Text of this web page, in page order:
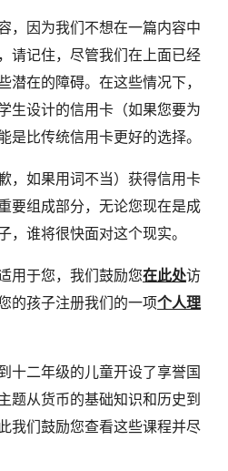
，因为我们不想在一篇内容中
请记住，尽管我们在上面已经
潜在的障碍。在这些情况下，
生设计的信用卡（如果您要为
是比传统信用卡更好的选择。
，如果用词不当）获得信用卡
要组成部分，无论您现在是成
，谁将很快面对这个现实。
用于您，我们鼓励您在此处访
的孩子注册我们的一项个人理
十二年级的儿童开设了享誉国
题从货币的基础知识和历史到
我们鼓励您查看这些课程并尽